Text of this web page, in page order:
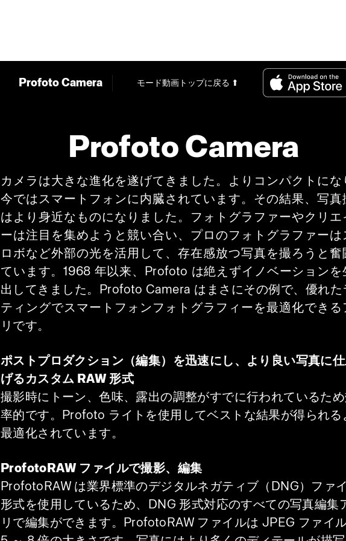
Profoto Camera モード動画トップに戻る ⬆
Profoto Camera
カメラは大きな進化を遂げてきました。よりコンパクトにな
今ではスマートフォンに内臓されています。その結果、写真
はより身近なものになりました。フォトグラファーやクリエ
ーは注目を集めようと競い合い、プロのフォトグラファーは
ロボなど外部の光を活用して、存在感放つ写真を撮ろうと奮
ています。1968 年以来、Profoto は絶えずイノベーションを
出してきました。Profoto Camera はまさにその例で、優れた
ティングでスマートフォンフォトグラフィーを最適化できる
リです。
ポストプロダクション（編集）を迅速にし、より良い写真に
げるカスタム RAW 形式
撮影時にトーン、色味、露出の調整がすでに行われているた
率的です。Profoto ライトを使用してベストな結果が得られる
最適化されています。
ProfotoRAW ファイルで撮影、編集
ProfotoRAW は業界標準のデジタルネガティブ（DNG）ファ
形式を使用しているため、DNG 形式対応のすべての写真編集
リで編集ができます。ProfotoRAW ファイルは JPEG ファイ